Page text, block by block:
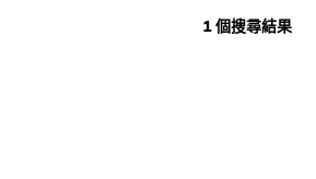
1 個搜尋結果